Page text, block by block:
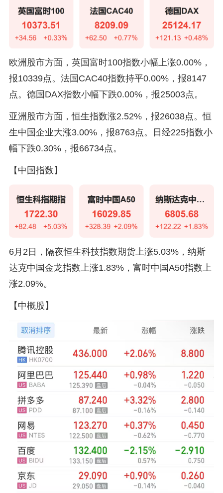
欧洲股市方面，英国富时100指数小幅上涨0.00%，
报10339点。法国CAC40指数持平0.00%，报8147
点。德国DAX指数小幅下跌0.00%，报25003点。
亚洲股市方面，恒生指数涨2.52%，报26038点。恒
生中国企业大涨3.00%，报8763点。日经225指数小
幅下跌0.30%，报66734点。
【中国指数】
6月2日，隔夜恒生科技指数期货上涨5.03%，纳斯
达克中国金龙指数上涨1.83%，富时中国A50指数上
涨2.09%。
【中概股】